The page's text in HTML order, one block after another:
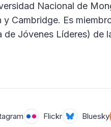
Nacional de
Cambridge. Es
de Jóvenes Líderes) de
Flickr Bluesky